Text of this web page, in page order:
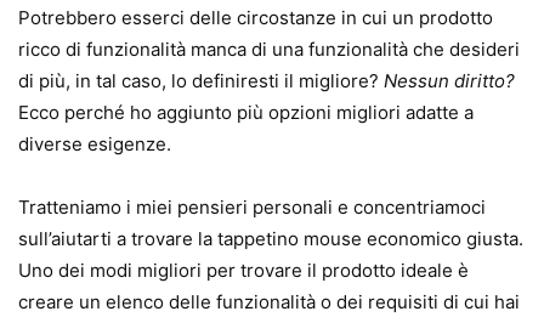
Potrebbero esserci delle circostanze in cui un prodotto
ricco di funzionalità manca di una funzionalità che desideri
di più, in tal caso, lo definiresti il ​​migliore? Nessun diritto?
Ecco perché ho aggiunto più opzioni migliori adatte a
diverse esigenze.
Tratteniamo i miei pensieri personali e concentriamoci
sull’aiutarti a trovare la tappetino mouse economico giusta.
Uno dei modi migliori per trovare il prodotto ideale è
creare un elenco delle funzionalità o dei requisiti di cui hai